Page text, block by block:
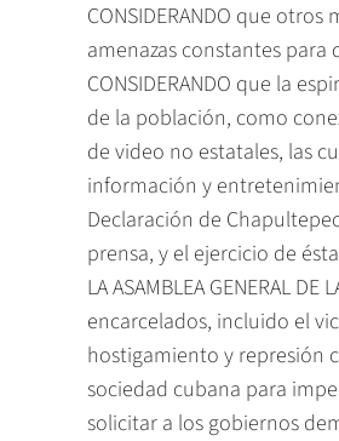
CONSIDERANDO que
amenazas constantes
CONSIDERANDO que la
de la población, como
de video no estatales, las
información y
Declaración de
prensa, y el ejercicio de
LA ASAMBLEA GENERAL
encarcelados, incluido el
hostigamiento y represión
sociedad cubana para
solicitar a los gobiernos